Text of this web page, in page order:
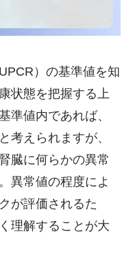
）の基準値を知
状態を把握する上
準値内であれば、
考えられますが、
臓に何らかの異常
異常値の程度によ
が評価されるた
理解することが大